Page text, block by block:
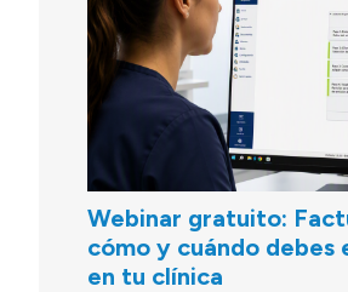
Webinar gratuito:
cómo y cuándo
en tu clínica